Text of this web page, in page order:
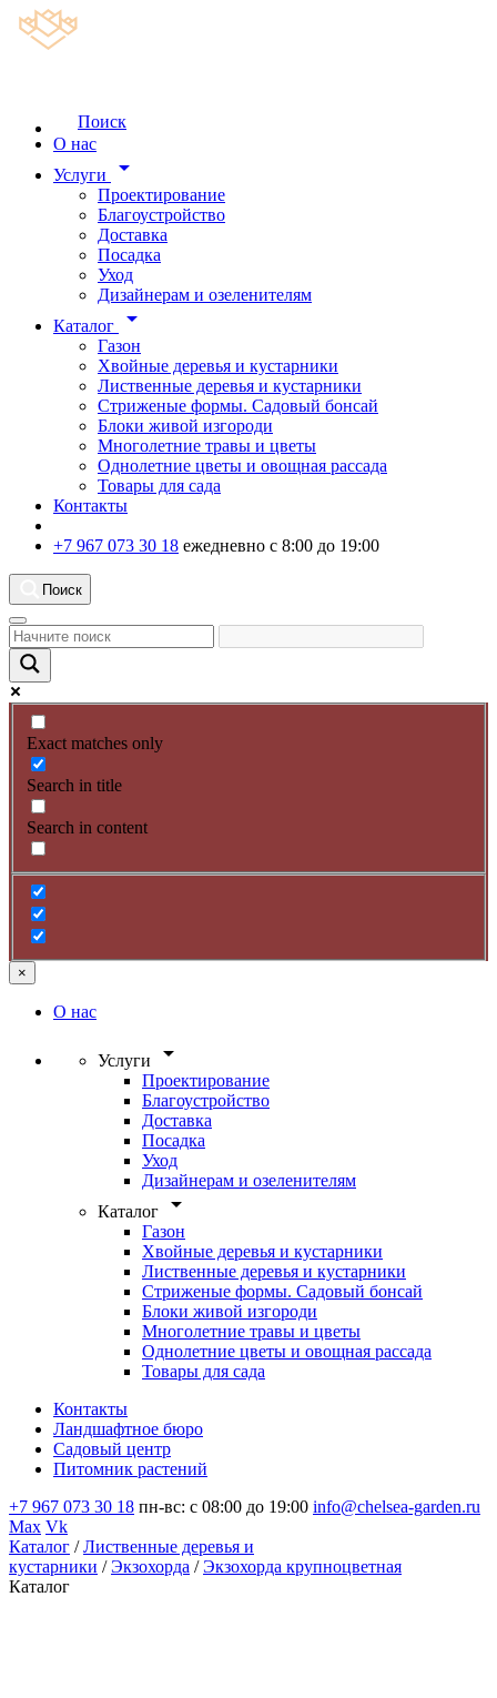
Поиск
О нас
Услуги
arrow_drop_down
Проектирование
Благоустройство
Доставка
Посадка
Уход
Дизайнерам и озеленителям
Каталог
arrow_drop_down
Газон
Хвойные деревья и кустарники
Лиственные деревья и кустарники
Стриженые формы. Садовый бонсай
Блоки живой изгороди
Многолетние травы и цветы
Однолетние цветы и овощная рассада
Товары для сада
Контакты
+7 967 073 30 18 ежедневно с 8:00 до 19:00
Поиск
Exact matches only
Search in title
Search in content
×
О нас
Услуги arrow_drop_down
Проектирование
Благоустройство
Доставка
Посадка
Уход
Дизайнерам и озеленителям
Каталог
arrow_drop_down
Газон
Хвойные деревья и кустарники
Лиственные деревья и кустарники
Стриженые формы. Садовый бонсай
Блоки живой изгороди
Многолетние травы и цветы
Однолетние цветы и овощная рассада
Товары для сада
Контакты
Ландшафтное бюро
Садовый центр
Питомник растений
+7 967 073 30 18 пн-вс: с 08:00 до 19:00 info@chelsea-garden.ru
Max Vk
Каталог /Лиственные деревья и
кустарники /Экзохорда /Экзохорда крупноцветная
Каталог